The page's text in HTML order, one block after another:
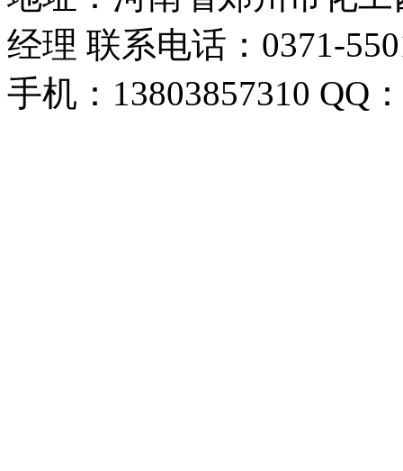
经理 联系电话：0371-
手机：13803857310 QQ